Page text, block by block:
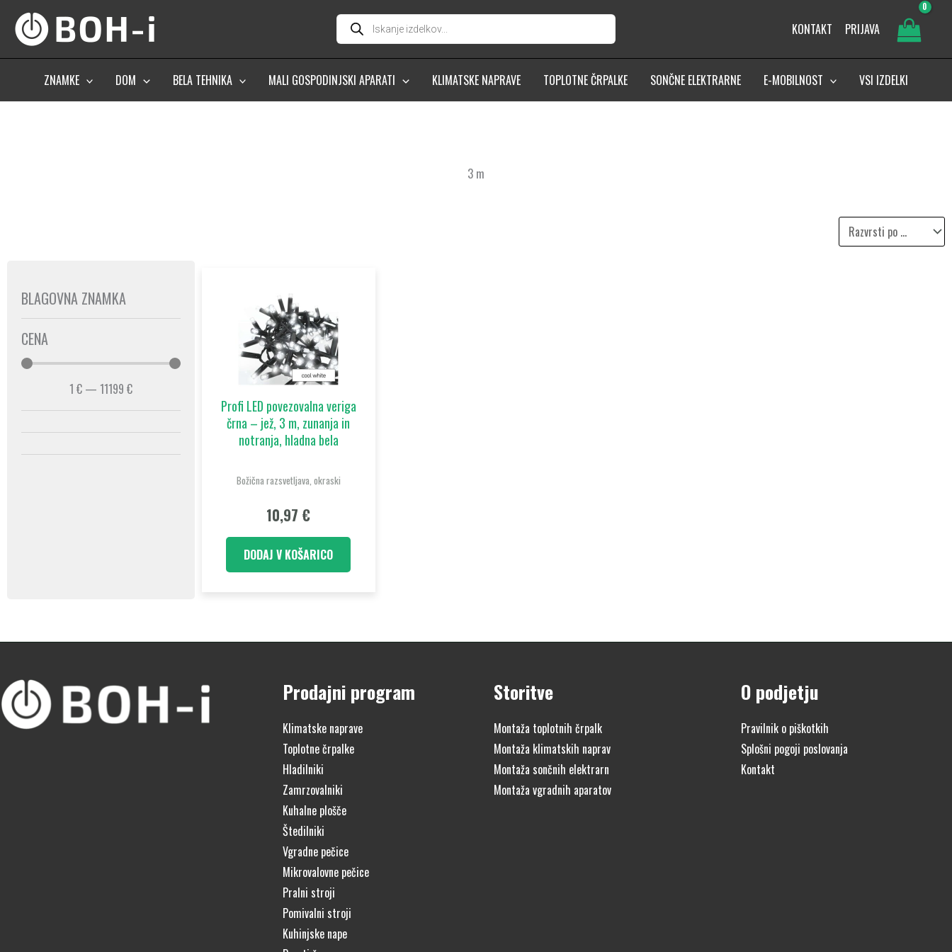
content
Products
search KONTAKT PRIJAVA
ZNAMKE DOM BELA TEHNIKA MALI GOSPODINJSKI APARATI KLIMATSKE NAPRAVE TOPLOTNE ČRPALKE SONČNE ELEKTRARNE E-MOBILNOST VSI IZDELKI
3 m
BLAGOVNA ZNAMKA
CENA
1 €— 11199 €
Profi LED povezovalna veriga
črna – jež, 3 m, zunanja in
notranja, hladna bela
Božična razsvetljava, okraski
10,97 €
DODAJ V KOŠARICO
Prodajni program
Klimatske naprave
Toplotne črpalke
Hladilniki
Zamrzovalniki
Kuhalne plošče
Štedilniki
Vgradne pečice
Mikrovalovne pečice
Pralni stroji
Pomivalni stroji
Kuhinjske nape
Storitve
Montaža toplotnih črpalk
Montaža klimatskih naprav
Montaža sončnih elektrarn
Montaža vgradnih aparatov
O podjetju
Pravilnik o piškotkih
Splošni pogoji poslovanja
Kontakt